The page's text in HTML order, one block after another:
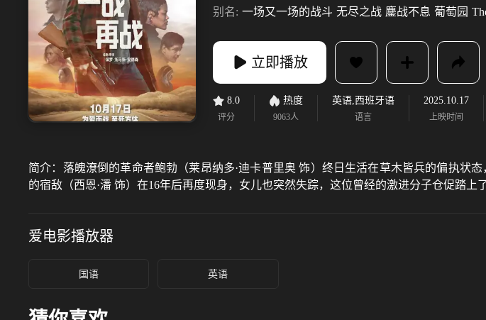
别名: 一场又一场的战斗 无尽之战 鏖战不息 葡萄园
立即播放
8.0
评分
热度
9063人
英语,西班牙语
语言
2025.10.17
上映时间
简介： 落魄潦倒的革命者鲍勃（莱昂纳多·迪卡普里奥 饰）终日生活在草木皆兵的偏执状
的宿敌（西恩·潘 饰）在16年后再度现身，女儿也突然失踪，这位曾经的激进分子仓促踏
爱电影播放器
国语 英语